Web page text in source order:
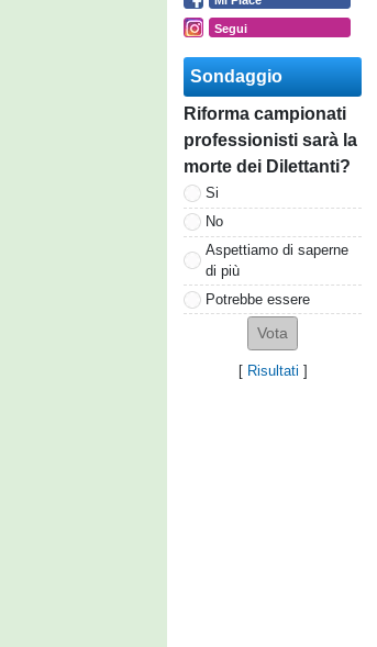
Segui
Sondaggio
Riforma campionati
professionisti sarà la
morte dei Dilettanti?
Si
No
Aspettiamo di saperne
di più
Potrebbe essere
[ Risultati ]